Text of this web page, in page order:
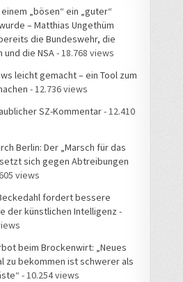
„bösen“ ein „guter“
– Matthias Ungethüm
die Bundeswehr, die
und die NSA - 18.768 views
leicht gemacht – ein Tool zum
- 12.736 views
SZ-Kommentar- 12.410
Berlin: Der „Marsch für das
sich gegen Abtreibungen
views
fordert bessere
der künstlichen Intelligenz -
beim Brockenwirt: „Neues
zu bekommen ist schwerer als
- 10.254 views